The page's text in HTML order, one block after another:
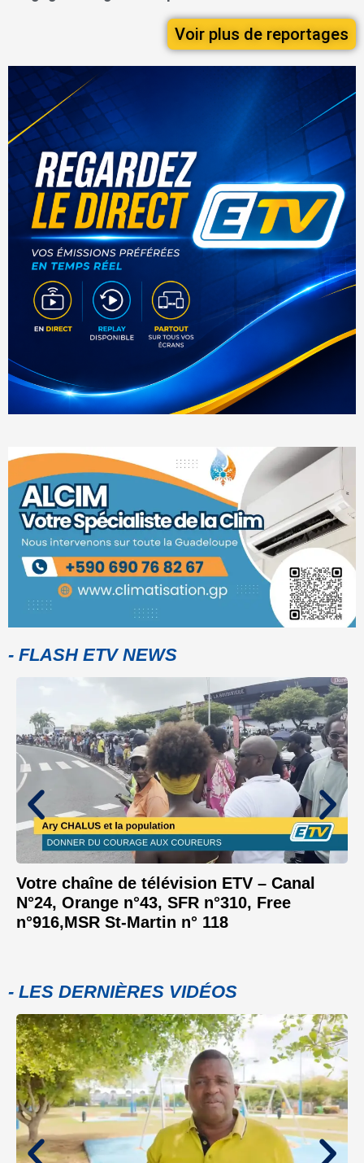
Voir plus de reportages
- FLASH ETV NEWS
Votre chaîne de télévision ETV – Canal
N°24, Orange n°43, SFR n°310, Free
n°916,MSR St-Martin n° 118
- LES DERNIÈRES VIDÉOS